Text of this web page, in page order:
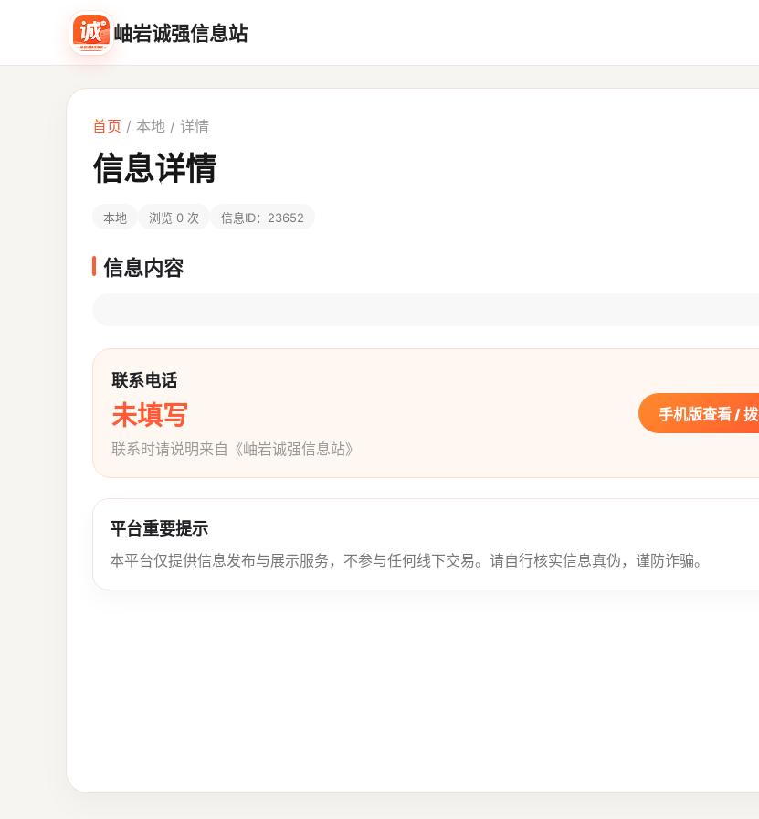
岫岩诚强信息站
首页 / 本地 / 详情
信息详情
本地 浏览 0 次 信息ID：23652
信息内容
联系电话
未填写
联系时请说明来自《岫岩诚强信息站》
手机版查看 /
平台重要提示
本平台仅提供信息发布与展示服务，不参与任何线下交易。请自行核实信息真伪，谨防诈骗。